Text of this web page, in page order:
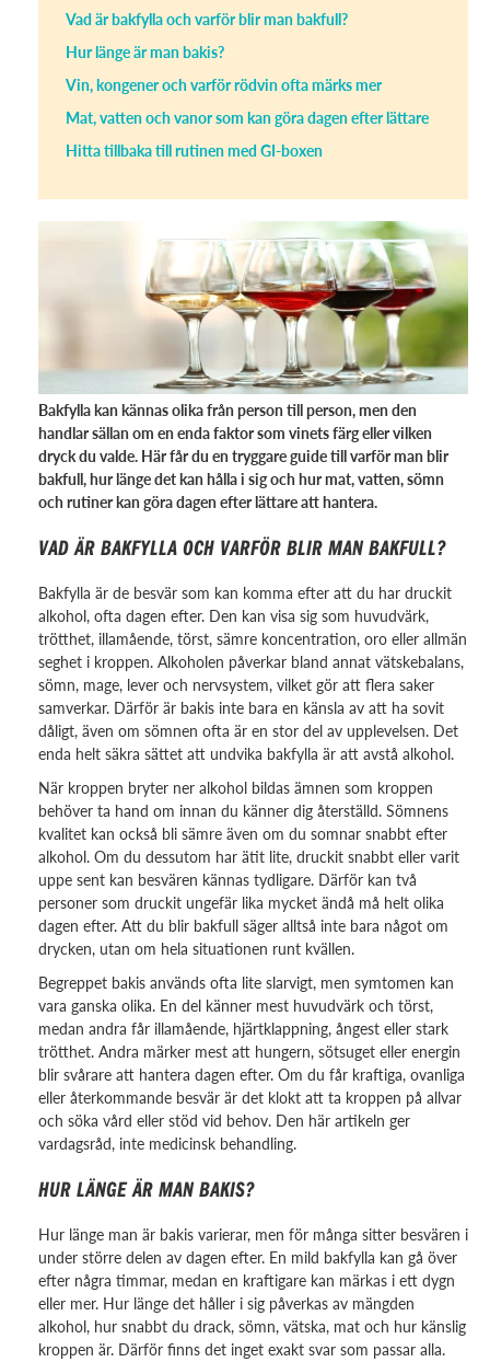
Vad är bakfylla och varför blir man bakfull?
Hur länge är man bakis?
Vin, kongener och varför rödvin ofta märks mer
Mat, vatten och vanor som kan göra dagen efter lättare
Hitta tillbaka till rutinen med GI-boxen
Bakfylla kan kännas olika från person till person, men den
handlar sällan om en enda faktor som vinets färg eller vilken
dryck du valde. Här får du en tryggare guide till varför man blir
bakfull, hur länge det kan hålla i sig och hur mat, vatten, sömn
och rutiner kan göra dagen efter lättare att hantera.
VAD ÄR BAKFYLLA OCH VARFÖR BLIR MAN BAKFULL?
Bakfylla är de besvär som kan komma efter att du har druckit
alkohol, ofta dagen efter. Den kan visa sig som huvudvärk,
trötthet, illamående, törst, sämre koncentration, oro eller allmän
seghet i kroppen. Alkoholen påverkar bland annat vätskebalans,
sömn, mage, lever och nervsystem, vilket gör att flera saker
samverkar. Därför är bakis inte bara en känsla av att ha sovit
dåligt, även om sömnen ofta är en stor del av upplevelsen. Det
enda helt säkra sättet att undvika bakfylla är att avstå alkohol.
När kroppen bryter ner alkohol bildas ämnen som kroppen
behöver ta hand om innan du känner dig återställd. Sömnens
kvalitet kan också bli sämre även om du somnar snabbt efter
alkohol. Om du dessutom har ätit lite, druckit snabbt eller varit
uppe sent kan besvären kännas tydligare. Därför kan två
personer som druckit ungefär lika mycket ändå må helt olika
dagen efter. Att du blir bakfull säger alltså inte bara något om
drycken, utan om hela situationen runt kvällen.
Begreppet bakis används ofta lite slarvigt, men symtomen kan
vara ganska olika. En del känner mest huvudvärk och törst,
medan andra får illamående, hjärtklappning, ångest eller stark
trötthet. Andra märker mest att hungern, sötsuget eller energin
blir svårare att hantera dagen efter. Om du får kraftiga, ovanliga
eller återkommande besvär är det klokt att ta kroppen på allvar
och söka vård eller stöd vid behov. Den här artikeln ger
vardagsråd, inte medicinsk behandling.
HUR LÄNGE ÄR MAN BAKIS?
Hur länge man är bakis varierar, men för många sitter besvären i
under större delen av dagen efter. En mild bakfylla kan gå över
efter några timmar, medan en kraftigare kan märkas i ett dygn
eller mer. Hur länge det håller i sig påverkas av mängden
alkohol, hur snabbt du drack, sömn, vätska, mat och hur känslig
kroppen är. Därför finns det inget exakt svar som passar alla.